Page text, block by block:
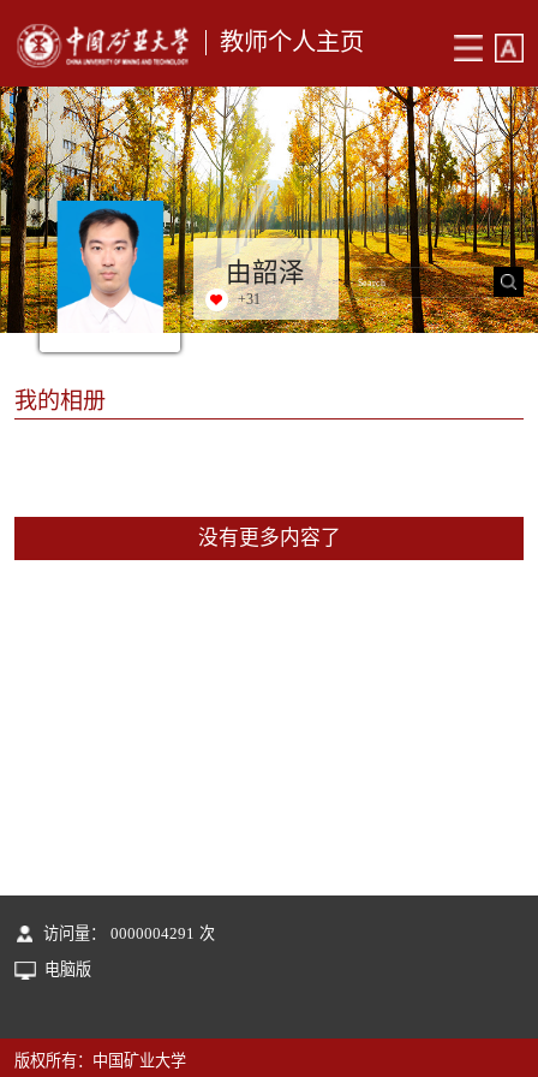
教师个人主页
由韶泽
+31
我的相册
没有更多内容了
访问量： 0000004291 次
电脑版
版权所有：中国矿业大学